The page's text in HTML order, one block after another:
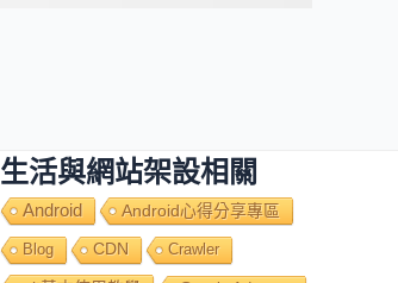
生活與網站架設相關
Android Android心得分享專區
Blog CDN Crawler